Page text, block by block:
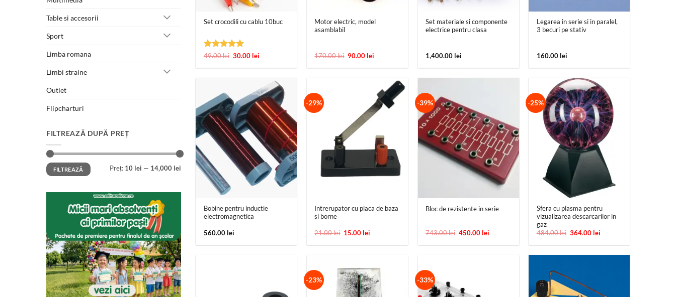
Table si accesorii
Sport
Limba romana
Limbi straine
Outlet
Flipcharturi
FILTREAZĂ DUPĂ PREȚ
Preț
minim
Preț
maxim
FILTREAZĂ Preț: 10 lei — 14,000 lei
Set crocodili cu cablu 10buc
Evaluat la
49.00lei Prețul
a
30.00 leiPrețul
este:
Motor electric, model
asamblabil
170.00lei Prețul
a
90.00 lei
este:
+
Set materiale si componente
electrice pentru clasa
1,400.00 lei
Legarea in serie si in paralel,
3 becuri pe stativ
160.00 lei
Bobine pentru inductie
electromagnetica
560.00 lei
-29%
Intrerupator cu placa de baza
si borne
21.00lei Prețul
a
15.00 lei
este:
-39%
Bloc de rezistente in serie
743.00lei Prețul
a
450.00 leiPrețul
este:
-25%
Sfera cu plasma pentru
vizualizarea descarcarilor in
gaz
484.00lei Prețul
a
484.00 lei.
364.00 leiPrețul
este:
-23% -33%